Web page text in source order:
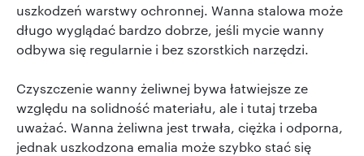
uszkodzeń warstwy ochronnej. Wanna stalowa może
długo wyglądać bardzo dobrze, jeśli mycie wanny
odbywa się regularnie i bez szorstkich narzędzi.
Czyszczenie wanny żeliwnej bywa łatwiejsze ze
względu na solidność materiału, ale i tutaj trzeba
uważać. Wanna żeliwna jest trwała, ciężka i odporna,
jednak uszkodzona emalia może szybko stać się